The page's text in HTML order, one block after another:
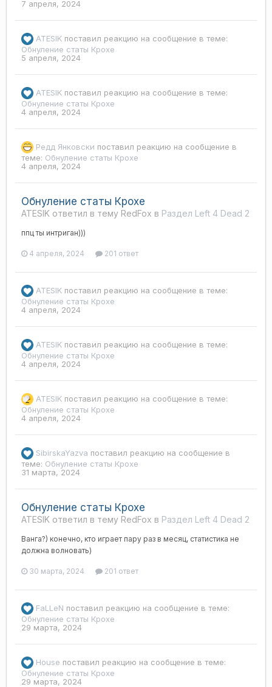
7 апреля, 2024
ATESIK поставил реакцию на сообщение в теме:
Обнуление статы Крохе
5 апреля, 2024
ATESIK поставил реакцию на сообщение в теме:
Обнуление статы Крохе
4 апреля, 2024
Редд Янковски поставил реакцию на сообщение в
теме: Обнуление статы Крохе
4 апреля, 2024
Обнуление статы Крохе
ATESIK ответил в тему RedFox в Раздел Left 4 Dead 2
ппц ты интриган)))
4 апреля, 2024 201 ответ
ATESIK поставил реакцию на сообщение в теме:
Обнуление статы Крохе
4 апреля, 2024
ATESIK поставил реакцию на сообщение в теме:
Обнуление статы Крохе
4 апреля, 2024
ATESIK поставил реакцию на сообщение в теме:
Обнуление статы Крохе
4 апреля, 2024
SibirskaYazva поставил реакцию на сообщение в
теме: Обнуление статы Крохе
31 марта, 2024
Обнуление статы Крохе
ATESIK ответил в тему RedFox в Раздел Left 4 Dead 2
Ванга?) конечно, кто играет пару раз в месяц, статистика не
должна волновать)
30 марта, 2024 201 ответ
FaLLeN поставил реакцию на сообщение в теме:
Обнуление статы Крохе
29 марта, 2024
Housе поставил реакцию на сообщение в теме:
Обнуление статы Крохе
29 марта, 2024